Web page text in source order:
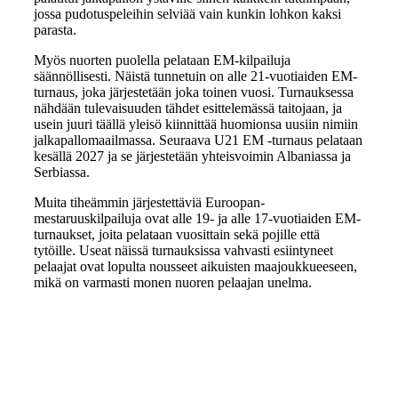
jossa pudotuspeleihin selviää vain kunkin lohkon kaksi
parasta.
Myös nuorten puolella pelataan EM-kilpailuja
säännöllisesti. Näistä tunnetuin on alle 21-vuotiaiden EM-
turnaus, joka järjestetään joka toinen vuosi. Turnauksessa
nähdään tulevaisuuden tähdet esittelemässä taitojaan, ja
usein juuri täällä yleisö kiinnittää huomionsa uusiin nimiin
jalkapallomaailmassa. Seuraava U21 EM -turnaus pelataan
kesällä 2027 ja se järjestetään yhteisvoimin Albaniassa ja
Serbiassa.
Muita tiheämmin järjestettäviä Euroopan-
mestaruuskilpailuja ovat alle 19- ja alle 17-vuotiaiden EM-
turnaukset, joita pelataan vuosittain sekä pojille että
tytöille. Useat näissä turnauksissa vahvasti esiintyneet
pelaajat ovat lopulta nousseet aikuisten maajoukkueeseen,
mikä on varmasti monen nuoren pelaajan unelma.